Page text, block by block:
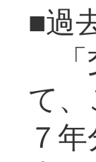
■過
「
て
７